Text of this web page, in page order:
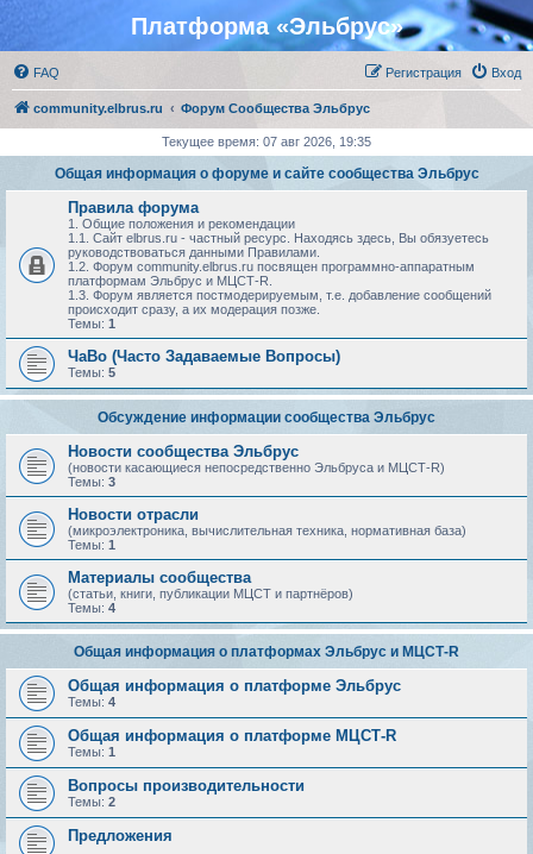
Платформа «Эльбрус»
FAQ Вход
Регистрация
community.elbrus.ru Форум Сообщества Эльбрус
Текущее время: 07 авг 2026, 19:35
Общая информация о форуме и сайте сообщества Эльбрус
Правила форума
1. Общие положения и рекомендации
1.1. Сайт elbrus.ru - частный ресурс. Находясь здесь, Вы обязуетесь
руководствоваться данными Правилами.
1.2. Форум community.elbrus.ru посвящен программно-аппаратным
платформам Эльбрус и МЦСТ-R.
1.3. Форум является постмодерируемым, т.е. добавление сообщений
происходит сразу, а их модерация позже.
Темы: 1
ЧаВо (Часто Задаваемые Вопросы)
Темы: 5
Обсуждение информации сообщества Эльбрус
Новости сообщества Эльбрус
(новости касающиеся непосредственно Эльбруса и МЦСТ-R)
Темы: 3
Новости отрасли
(микроэлектроника, вычислительная техника, нормативная база)
Темы: 1
Материалы сообщества
(статьи, книги, публикации МЦСТ и партнёров)
Темы: 4
Общая информация о платформах Эльбрус и МЦСТ-R
Общая информация о платформе Эльбрус
Темы: 4
Общая информация о платформе МЦСТ-R
Темы: 1
Вопросы производительности
Темы: 2
Предложения